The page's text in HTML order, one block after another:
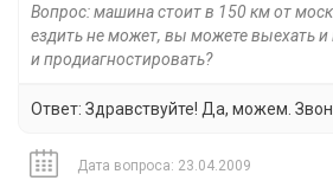
Вопрос: машина стоит в 150 км от
ездить не может, вы можете выехать и
и продиагностировать?
Ответ: Здравствуйте! Да, можем.
Дата вопроса: 23.04.2009